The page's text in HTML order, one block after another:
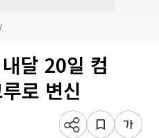
달 20일 컴
로 변신